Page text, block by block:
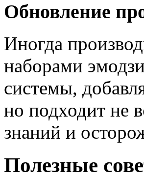
Обновление
Иногда
наборами
системы,
но подходит не
знаний и
Полезные